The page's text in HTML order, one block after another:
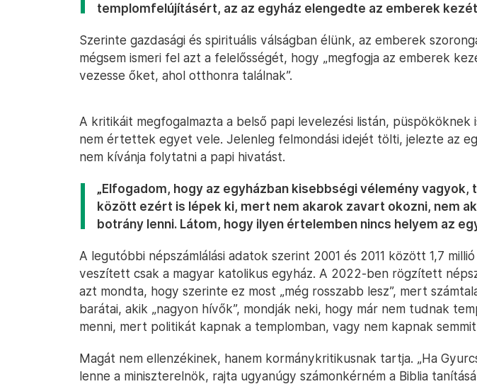
templomfelújításért, az az egyház elengedte az emberek
Szerinte gazdasági és spirituális válságban élünk, az emberek
mégsem ismeri fel azt a felelősségét, hogy „megfogja az emberek
vezesse őket, ahol otthonra találnak”.
A kritikáit megfogalmazta a belső papi levelezési listán, püspököknek
nem értettek egyet vele. Jelenleg felmondási idejét tölti, jelezte az
nem kívánja folytatni a papi hivatást.
„Elfogadom, hogy az egyházban kisebbségi vélemény vagyok,
között ezért is lépek ki, mert nem akarok zavart okozni, nem
botrány lenni. Látom, hogy ilyen értelemben nincs helyem az
A legutóbbi népszámlálási adatok szerint 2001 és 2011 között 1,7
veszített csak a magyar katolikus egyház. A 2022-ben rögzített
azt mondta, hogy szerinte ez most „még rosszabb lesz”, mert
barátai, akik „nagyon hívők”, mondják neki, hogy már nem tudnak
menni, mert politikát kapnak a templomban, vagy nem kapnak
Magát nem ellenzékinek, hanem kormánykritikusnak tartja. „Ha
lenne a miniszterelnök, rajta ugyanúgy számonkérném a Biblia